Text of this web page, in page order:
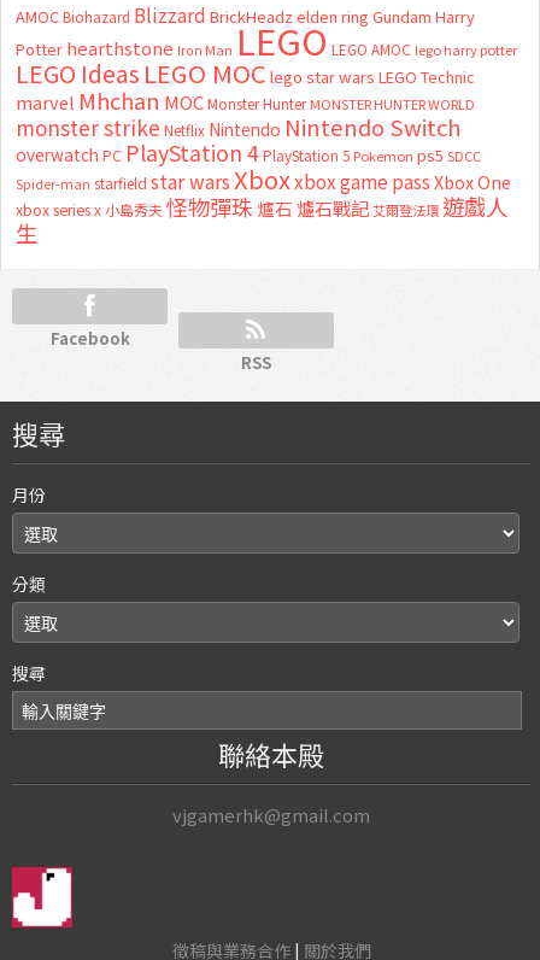
AMOC Biohazard Blizzard BrickHeadz elden ring Gundam Harry
Potter hearthstone Iron Man LEGO LEGO AMOC lego harry potter
LEGO Ideas LEGO MOC lego star wars LEGO Technic
marvel Mhchan MOC Monster Hunter MONSTER HUNTER WORLD
monster strike Netflix Nintendo Nintendo Switch
overwatch PC PlayStation 4 PlayStation 5 Pokemon ps5 SDCC
Spider-man starfield star warsXboxxbox game passXbox One
xbox series x 小島秀夫怪物彈珠 爐石 爐石戰記艾爾登法環 遊戲人
生
Facebook
RSS
搜尋
月份
分類
搜尋
聯絡本殿
vjgamerhk@gmail.com
徵稿與業務合作| 關於我們